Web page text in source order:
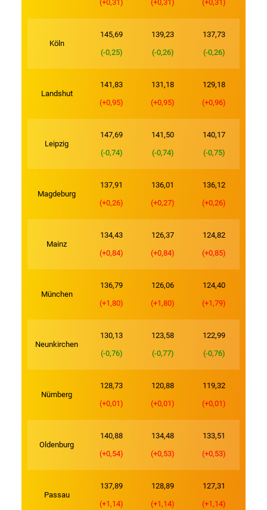
(+0,31) (+0,31) (+0,31)
Köln
145,69
(-0,25)
139,23
(-0,26)
137,73
(-0,26)
Landshut
141,83
(+0,95)
131,18
(+0,95)
129,18
(+0,96)
Leipzig
147,69
(-0,74)
141,50
(-0,74)
140,17
(-0,75)
Magdeburg
137,91
(+0,26)
136,01
(+0,27)
136,12
(+0,26)
Mainz
134,43
(+0,84)
126,37
(+0,84)
124,82
(+0,85)
München
136,79
(+1,80)
126,06
(+1,80)
124,40
(+1,79)
Neunkirchen
130,13
(-0,76)
123,58
(-0,77)
122,99
(-0,76)
Nürnberg
128,73
(+0,01)
120,88
(+0,01)
119,32
(+0,01)
Oldenburg
140,88
(+0,54)
134,48
(+0,53)
133,51
(+0,53)
Passau
137,89
(+1,14)
128,89
(+1,14)
127,31
(+1,14)